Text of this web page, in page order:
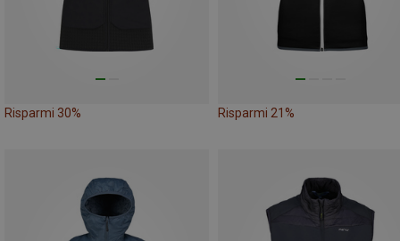
Risparmi 30% Risparmi 21%